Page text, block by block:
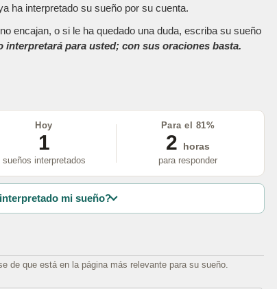
ha interpretado su sueño por su cuenta.
encajan, o si le ha quedado una duda, escriba su sueño
interpretará para usted; con sus oraciones basta.
Hoy
1
sueños interpretados
Para el 81%
2
horas
para responder
mi sueño?
de que está en la página más relevante para su sueño.